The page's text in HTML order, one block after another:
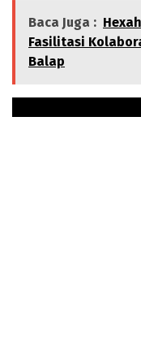
Baca Juga :
Fasilitasi
Balap